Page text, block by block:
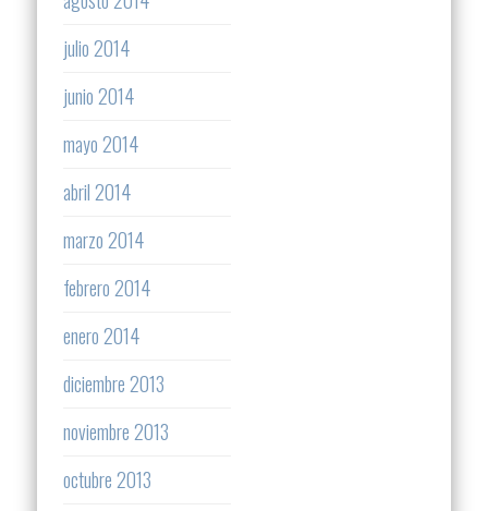
julio 2014
junio 2014
mayo 2014
abril 2014
marzo 2014
febrero 2014
enero 2014
diciembre 2013
noviembre 2013
octubre 2013